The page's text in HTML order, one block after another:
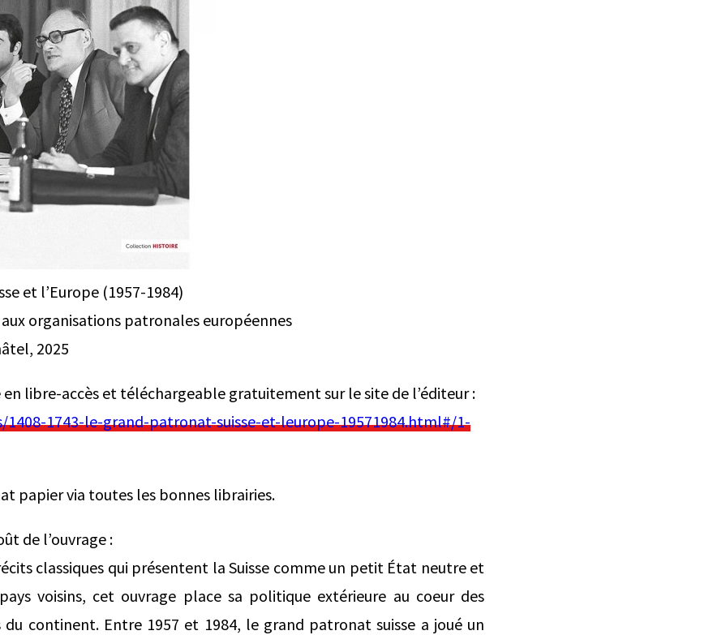
et l’Europe (1957-1984)
organisations patronales européennes
2025
libre-accès et téléchargeable gratuitement sur le site de l’éditeur :
1743-le-grand-patronat-suisse-et-leurope-19571984.html#/1-
papier via toutes les bonnes librairies.
de l’ouvrage :
classiques qui présentent la Suisse comme un petit État neutre et
voisins, cet ouvrage place sa politique extérieure au coeur des
du continent. Entre 1957 et 1984, le grand patronat suisse a joué un